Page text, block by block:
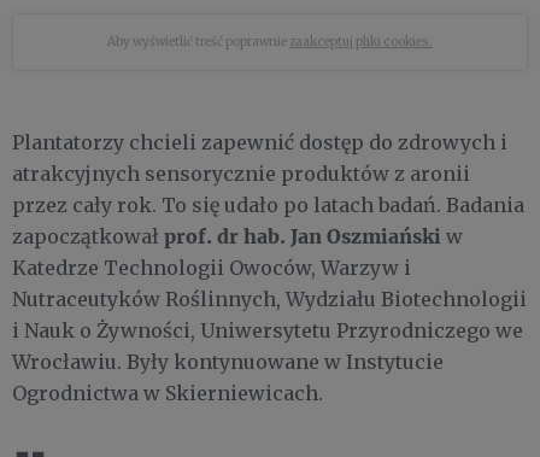
Aby wyświetlić treść poprawnie zaakceptuj pliki cookies.
Plantatorzy chcieli zapewnić dostęp do zdrowych i
atrakcyjnych sensorycznie produktów z aronii
przez cały rok. To się udało po latach badań. Badania
zapoczątkował prof. dr hab. Jan Oszmiański w
Katedrze Technologii Owoców, Warzyw i
Nutraceutyków Roślinnych, Wydziału Biotechnologii
i Nauk o Żywności, Uniwersytetu Przyrodniczego we
Wrocławiu. Były kontynuowane w Instytucie
Ogrodnictwa w Skierniewicach.